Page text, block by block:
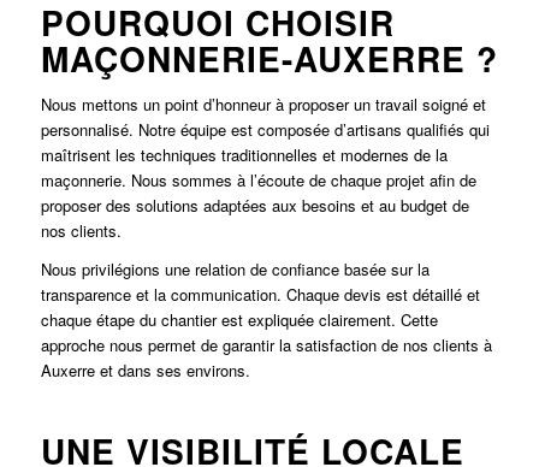
POURQUOI CHOISIR
MAÇONNERIE-AUXERRE ?
Nous mettons un point d’honneur à proposer un travail soigné et
personnalisé. Notre équipe est composée d’artisans qualifiés qui
maîtrisent les techniques traditionnelles et modernes de la
maçonnerie. Nous sommes à l’écoute de chaque projet afin de
proposer des solutions adaptées aux besoins et au budget de
nos clients.
Nous privilégions une relation de confiance basée sur la
transparence et la communication. Chaque devis est détaillé et
chaque étape du chantier est expliquée clairement. Cette
approche nous permet de garantir la satisfaction de nos clients à
Auxerre et dans ses environs.
UNE VISIBILITÉ LOCALE